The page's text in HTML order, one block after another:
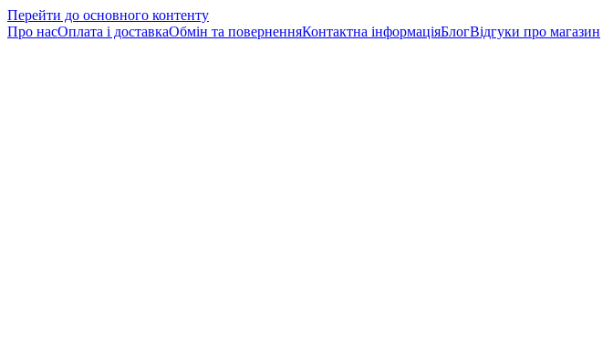
Перейти до основного контенту
Про насОплата і доставкаОбмін та поверненняКонтактна інформаціяБлогВідгуки про магазин